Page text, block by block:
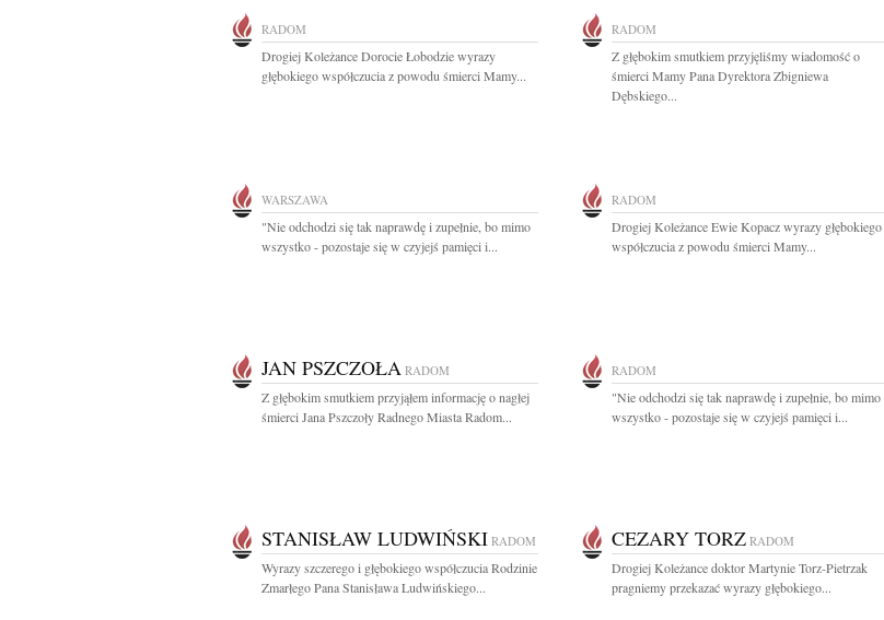
RADOM
Drogiej Koleżance Dorocie Łobodzie wyrazy
głębokiego współczucia z powodu śmierci Mamy...
RADOM
Z głębokim smutkiem przyjęliśmy wiadomość o
śmierci Mamy Pana Dyrektora Zbigniewa
Dębskiego...
WARSZAWA
"Nie odchodzi się tak naprawdę i zupełnie, bo mimo
wszystko - pozostaje się w czyjejś pamięci i...
RADOM
Drogiej Koleżance Ewie Kopacz wyrazy głębokiego
współczucia z powodu śmierci Mamy...
JAN PSZCZOŁA RADOM
Z głębokim smutkiem przyjąłem informację o nagłej
śmierci Jana Pszczoły Radnego Miasta Radom...
RADOM
"Nie odchodzi się tak naprawdę i zupełnie, bo mimo
wszystko - pozostaje się w czyjejś pamięci i...
STANISŁAW LUDWIŃSKI RADOM
Wyrazy szczerego i głębokiego współczucia Rodzinie
Zmarłego Pana Stanisława Ludwińskiego...
CEZARY TORZ RADOM
Drogiej Koleżance doktor Martynie Torz-Pietrzak
pragniemy przekazać wyrazy głębokiego...